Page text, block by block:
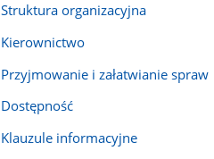
Struktura organizacyjna
Kierownictwo
Przyjmowanie i załatwianie spraw
Dostępność
Klauzule informacyjne